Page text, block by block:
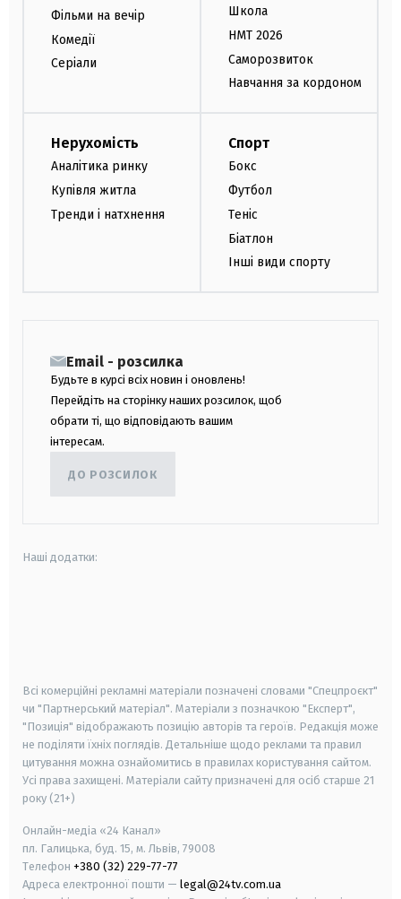
Фільми на вечір
Комедії
Серіали
Школа
НМТ 2026
Саморозвиток
Навчання за кордоном
Нерухомість
Аналітика ринку
Купівля житла
Тренди і натхнення
Спорт
Бокс
Футбол
Теніс
Біатлон
Інші види спорту
Email - розсилка
Будьте в курсі всіх новин і оновлень!
Перейдіть на сторінку наших розсилок, щоб
обрати ті, що відповідають вашим
інтересам.
ДО РОЗСИЛОК
Наші додатки:
Всі комерційні рекламні матеріали позначені словами "Спецпроєкт"
чи "Партнерський матеріал". Матеріали з позначкою "Експерт",
"Позиція" відображають позицію авторів та героїв. Редакція може
не поділяти їхніх поглядів. Детальніше щодо реклами та правил
цитування можна ознайомитись в правилах користування сайтом.
Усі права захищені. Матеріали сайту призначені для осіб старше 21
року (21+)
Онлайн-медіа «24 Канал»
пл. Галицька, буд. 15, м. Львів, 79008
Телефон +380 (32) 229-77-77
Адреса електронної пошти — legal@24tv.com.ua